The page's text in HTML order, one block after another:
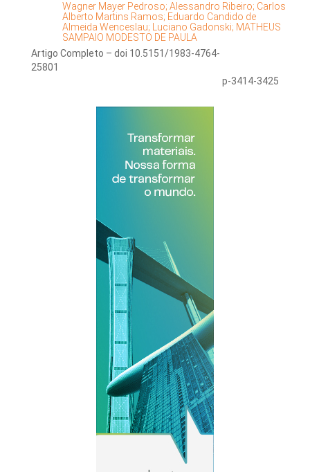
Wagner Mayer Pedroso; Alessandro Ribeiro; Carlos
Alberto Martins Ramos; Eduardo Candido de
Almeida Wenceslau; Luciano Gadonski; MATHEUS
SAMPAIO MODESTO DE PAULA
Artigo Completo – doi 10.5151/1983-4764-
25801
p-3414-3425